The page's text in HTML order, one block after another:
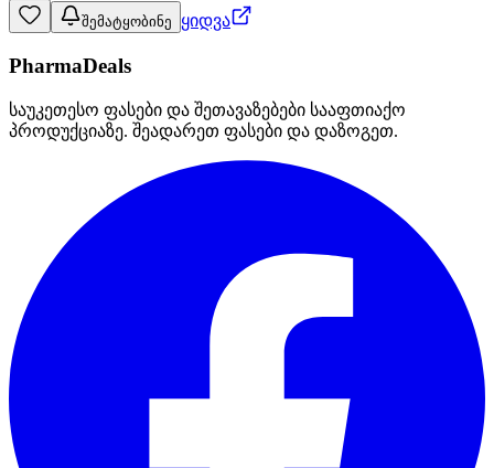
შემატყობინე ყიდვა
PharmaDeals
საუკეთესო ფასები და შეთავაზებები სააფთიაქო
პროდუქციაზე. შეადარეთ ფასები და დაზოგეთ.